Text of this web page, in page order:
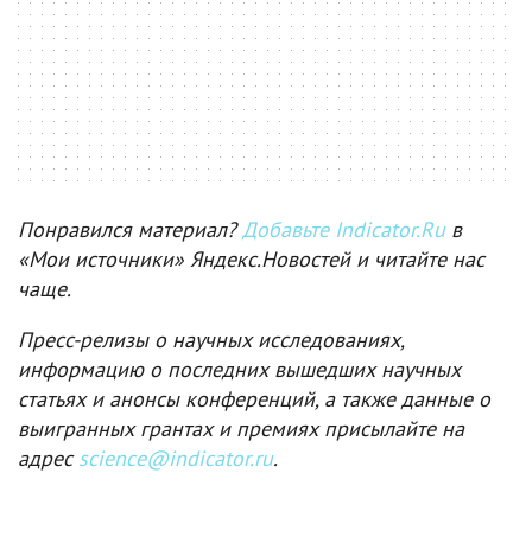
Понравился материал?Добавьте Indicator.Ruв
«Мои источники» Яндекс.Новостей и читайте нас
чаще.
Пресс-релизы о научных исследованиях,
информацию о последних вышедших научных
статьях и анонсы конференций, а также данные о
выигранных грантах и премиях присылайте на
адресscience@indicator.ru.